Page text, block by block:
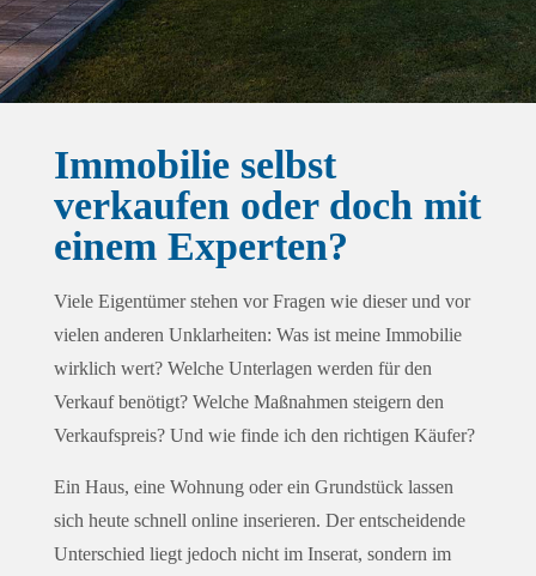
Immobilie selbst
verkaufen oder doch mit
einem Experten?
Viele Eigentümer stehen vor Fragen wie dieser und vor
vielen anderen Unklarheiten: Was ist meine Immobilie
wirklich wert? Welche Unterlagen werden für den
Verkauf benötigt? Welche Maßnahmen steigern den
Verkaufspreis? Und wie finde ich den richtigen Käufer?
Ein Haus, eine Wohnung oder ein Grundstück lassen
sich heute schnell online inserieren. Der entscheidende
Unterschied liegt jedoch nicht im Inserat, sondern im